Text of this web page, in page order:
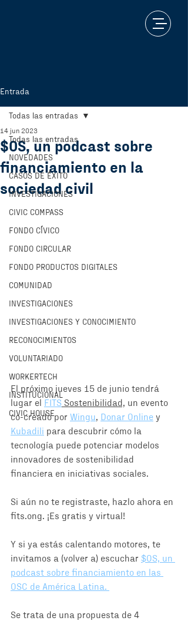
Entrada
Todas las entradas
NOVEDADES
CASOS DE ÉXITO
INVESTIGACIONES
CIVIC COMPASS
FONDO CÍVICO
FONDO CIRCULAR
FONDO PRODUCTOS DIGITALES
COMUNIDAD
INVESTIGACIONES
INVESTIGACIONES Y CONOCIMIENTO
RECONOCIMIENTOS
VOLUNTARIADO
WORKERTECH
INSTITUCIONAL
CIVIC HOUSE
Todas las entradas
$OS, un podcast sobre
financiamiento en la
sociedad civil
14 jun 2023
El próximo jueves 15 de junio tendrá
lugar el
FITS Sostenibilidad, un evento
co-creado por Wingu, Donar Online y
Kubadili para descubrir cómo la
tecnología puede potenciar modelos
innovadores de sostenibilidad
financiera en iniciativas sociales.
Si aún no te registraste, hazlo ahora en
fits.ong. ¡Es gratis y virtual!
Y si ya estás calentando motores, te
invitamos a (volver a) escuchar $OS, un
podcast sobre financiamiento en las
OSC de América Latina.
Se trata de una propuesta de 4